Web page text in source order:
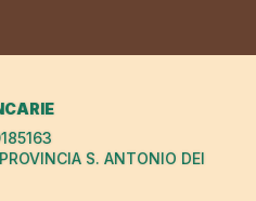
S. ANTONIO DEI